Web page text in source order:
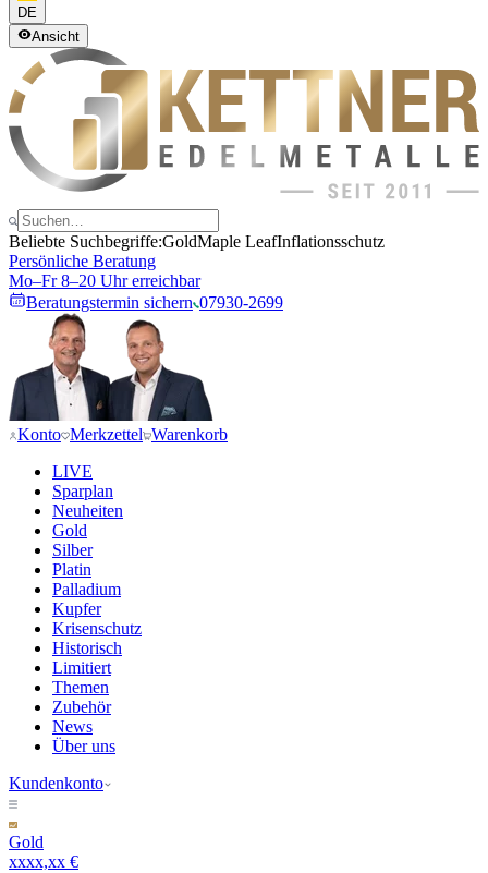
DE
Ansicht
Beliebte Suchbegriffe:GoldMaple LeafInflationsschutz
Persönliche Beratung
Mo–Fr 8–20 Uhr erreichbar
Beratungstermin sichern 07930-2699
Konto Merkzettel Warenkorb
LIVE
Sparplan
Neuheiten
Gold
Silber
Platin
Palladium
Kupfer
Krisenschutz
Historisch
Limitiert
Themen
Zubehör
News
Über uns
Kundenkonto
Gold
xxxx,xx €